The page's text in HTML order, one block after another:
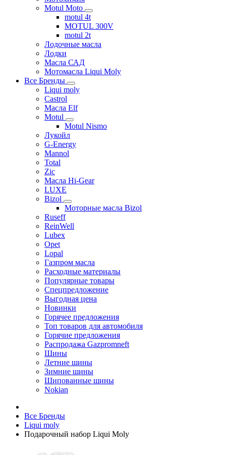
Motul Moto
motul 4t
MOTUL 300V
motul 2t
Лодочные масла
Лодки
Масла САД
Мотомасла Liqui Moly
Все Бренды
Liqui moly
Castrol
Масла Elf
Motul
Motul Nismo
Лукойл
G-Energy
Mannol
Total
Zic
Масла Hi-Gear
LUXE
Bizol
Моторные масла Bizol
Ruseff
ReinWell
Lubex
Opet
Lopal
Газпром масла
Расходные материалы
Популярные товары
Спецпредложение
Выгодная цена
Новинки
Горячее предложения
Топ товаров для автомобиля
Горячие предложения
Распродажа Gazpromneft
Шины
Летние шины
Зимние шины
Шипованные шины
Nokian
Все Бренды
Liqui moly
Подарочный набор Liqui Moly